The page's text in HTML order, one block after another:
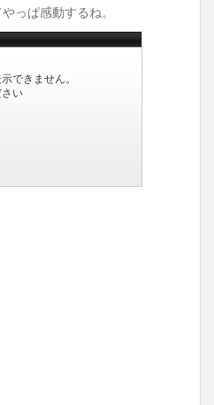
っぱ感動するね。